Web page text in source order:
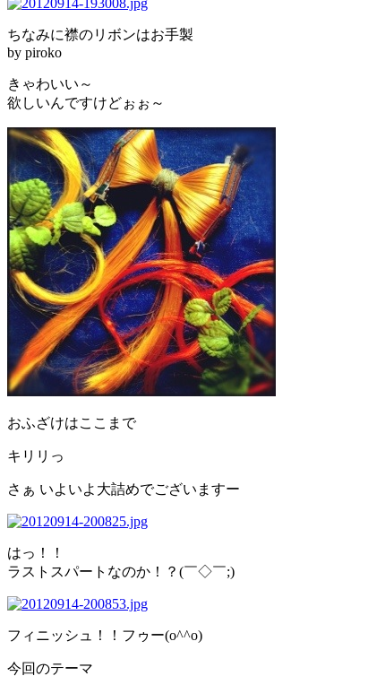
ちなみに襟のリボンはお手製
by piroko
きゃわいい～
欲しいんですけどぉぉ～
おふざけはここまで
キリリっ
さぁ いよいよ大詰めでございますー
はっ！！
ラストスパートなのか！？(￣◇￣;)
フィニッシュ！！フゥー(o^^o)
今回のテーマ